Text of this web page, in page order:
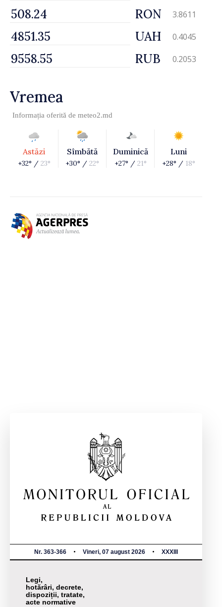
RON 3.8611
UAH 0.4045
RUB 0.2053
Vremea
Informația oferită de meteo2.md
Astăzi
+32° / 23°
Sîmbătă
+30° / 22°
Duminică
+27° / 21°
Luni
+28° / 18°
Nr. 363-366 Vineri, 07 august 2026 XXXIII
Legi,
hotărâri, decrete,
dispoziții, tratate,
acte normative